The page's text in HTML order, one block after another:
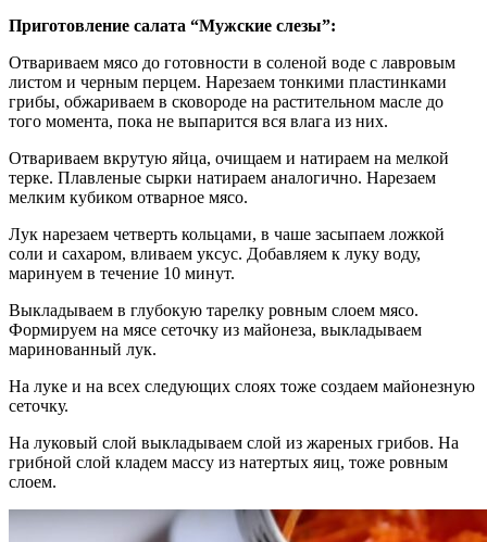
Приготовление салата “Мужские слезы”:
Отвариваем мясо до готовности в соленой воде с лавровым
листом и черным перцем. Нарезаем тонкими пластинками
грибы, обжариваем в сковороде на растительном масле до
того момента, пока не выпарится вся влага из них.
Отвариваем вкрутую яйца, очищаем и натираем на мелкой
терке. Плавленые сырки натираем аналогично. Нарезаем
мелким кубиком отварное мясо.
Лук нарезаем четверть кольцами, в чаше засыпаем ложкой
соли и сахаром, вливаем уксус. Добавляем к луку воду,
маринуем в течение 10 минут.
Выкладываем в глубокую тарелку ровным слоем мясо.
Формируем на мясе сеточку из майонеза, выкладываем
маринованный лук.
На луке и на всех следующих слоях тоже создаем майонезную
сеточку.
На луковый слой выкладываем слой из жареных грибов. На
грибной слой кладем массу из натертых яиц, тоже ровным
слоем.